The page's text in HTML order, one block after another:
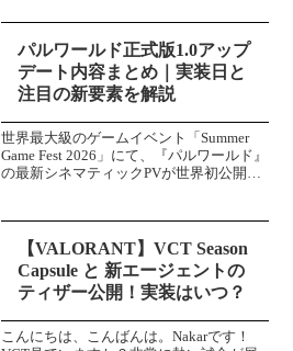
パルワールド正式版1.0アップ
デート内容まとめ｜実装日と
注目の新要素を解説
世界最大級のゲームイベント「Summer
Game Fest 2026」にて、『パルワールド』
の最新シネマティックPVが世界初公開さ
冒険や迫力満点のバトルシーンが披露さ...
【VALORANT】VCT Season
Capsule と 新エージェントの
ティザー公開！実装はいつ？
こんにちは、こんばんは。Nakarです！